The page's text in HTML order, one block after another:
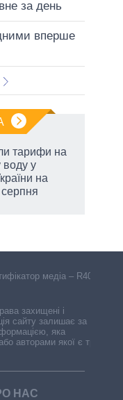
за день
вперше
тарифи на
воду у
на
серпня
медіа – R40-
захищені і
сайту залишає за
яка
авторами якої є треті
НАС